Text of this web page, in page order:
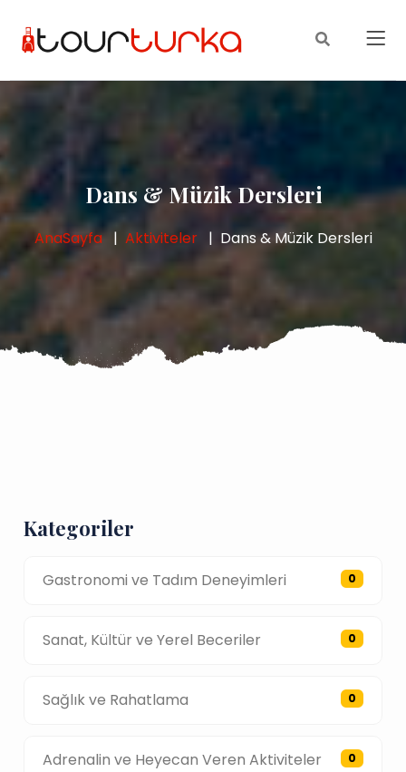
Dans & Müzik Dersleri
AnaSayfa Aktiviteler Dans & Müzik Dersleri
Kategoriler
Gastronomi ve Tadım Deneyimleri 0
Sanat, Kültür ve Yerel Beceriler 0
Sağlık ve Rahatlama 0
Adrenalin ve Heyecan Veren Aktiviteler 0